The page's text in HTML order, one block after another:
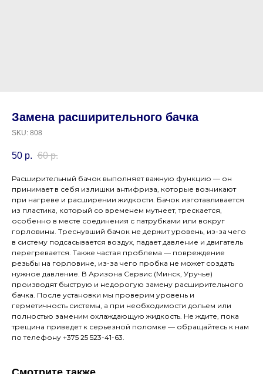
Замена расширительного бачка
SKU: 808
50 р. 60 р.
Расширительный бачок выполняет важную функцию — он
принимает в себя излишки антифриза, которые возникают
при нагреве и расширении жидкости. Бачок изготавливается
из пластика, который со временем мутнеет, трескается,
особенно в месте соединения с патрубками или вокруг
горловины. Треснувший бачок не держит уровень, из-за чего
в систему подсасывается воздух, падает давление и двигатель
перегревается. Также частая проблема — повреждение
резьбы на горловине, из-за чего пробка не может создать
нужное давление. В Аризона Сервис (Минск, Уручье)
производят быструю и недорогую замену расширительного
бачка. После установки мы проверим уровень и
герметичность системы, а при необходимости дольем или
полностью заменим охлаждающую жидкость. Не ждите, пока
трещина приведет к серьезной поломке — обращайтесь к нам
по телефону +375 25 523-41-63.